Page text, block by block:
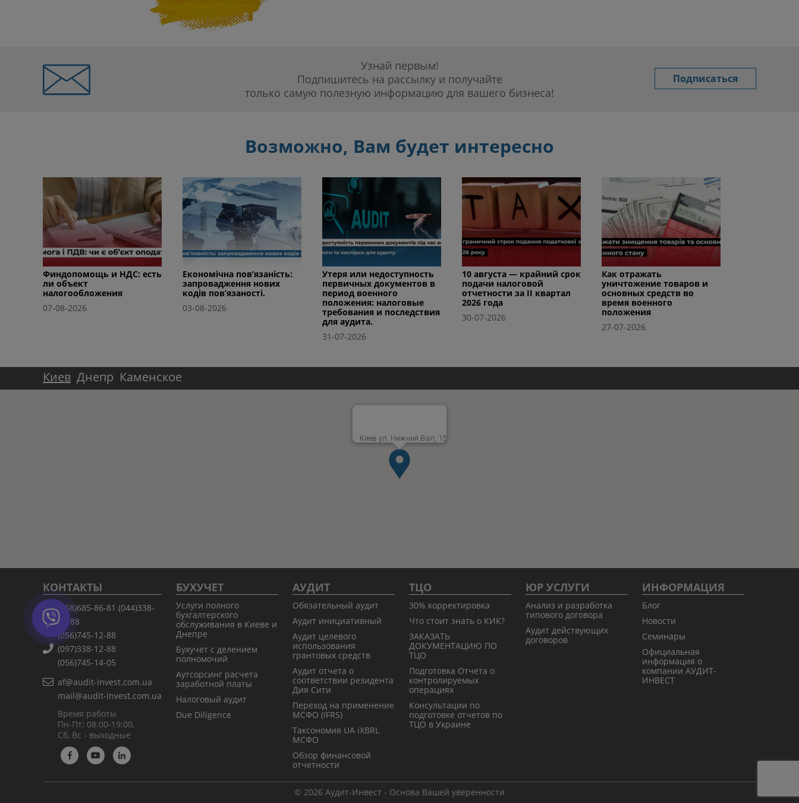
Узнай первым!
Подпишитесь на рассылку и получайте
только самую полезную информацию для вашего бизнеса!
Подписаться
Возможно, Вам будет интересно
Финдопомощь и НДС: есть
ли объект
налогообложения
07-08-2026
Економічна пов’язаність:
запровадження нових
кодів пов’язаності.
03-08-2026
Утеря или недоступность
первичных документов в
период военного
положения: налоговые
требования и последствия
для аудита.
31-07-2026
10 августа — крайний срок
подачи налоговой
отчетности за II квартал
2026 года
30-07-2026
Как отражать
уничтожение товаров и
основных средств во
время военного
положения
27-07-2026
Киев Днепр Каменское
Киев ул. Нижний Вал, 15
КОНТАКТЫ
(068)685-86-81 (044)338-
12-88
(056)745-12-88
(097)338-12-88
(056)745-14-05
af@audit-invest.com.ua
mail@audit-invest.com.ua
Время работы
Пн-Пт: 08:00-19:00,
Сб, Вс - выходные
БУХУЧЕТ
Услуги полного
бухгалтерского
обслуживания в Киеве и
Днепре
Бухучет с делением
полномочий
Аутсорсинг расчета
заработной платы
Налоговый аудит
Due Diligence
АУДИТ
Обязательный аудит
Аудит инициативный
Аудит целевого
использования
грантовых средств
Аудит отчета о
соответствии резидента
Дия Сити
Переход на применение
МСФО (IFRS)
Таксономия UA iXBRL
МСФО
Обзор финансовой
отчетности
ТЦО
30% корректировка
Что стоит знать о КИК?
ЗАКАЗАТЬ
ДОКУМЕНТАЦИЮ ПО
ТЦО
Подготовка Отчета о
контролируемых
операциях
Консультации по
подготовке отчетов по
ТЦО в Украине
ЮР УСЛУГИ
Анализ и разработка
типового договора
Аудит действующих
договоров
ИНФОРМАЦИЯ
Блог
Новости
Семинары
Официальная
информация о
компании АУДИТ-
ИНВЕСТ
© 2026 Аудит-Инвест - Основа Вашей уверенности